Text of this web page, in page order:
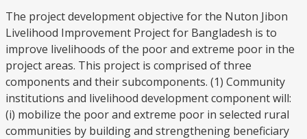
The project development objective for the Nuton Jibon
Livelihood Improvement Project for Bangladesh is to
improve livelihoods of the poor and extreme poor in the
project areas. This project is comprised of three
components and their subcomponents. (1) Community
institutions and livelihood development component will:
(i) mobilize the poor and extreme poor in selected rural
communities by building and strengthening beneficiary